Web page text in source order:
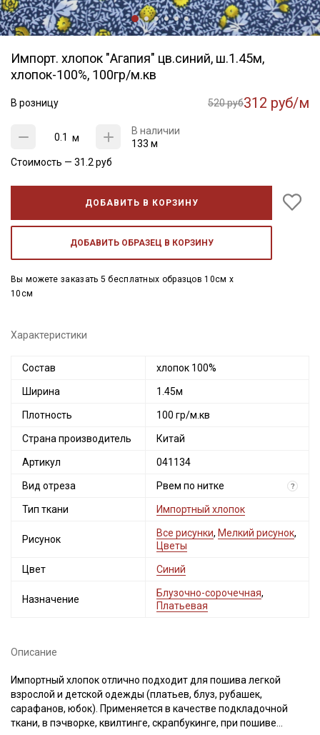
Импорт. хлопок "Агапия" цв.синий, ш.1.45м,
хлопок-100%, 100гр/м.кв
В розницу 520 руб312 руб/м
м
В наличии
133 м
Стоимость — 31.2 руб
ДОБАВИТЬ В КОРЗИНУ
ДОБАВИТЬ ОБРАЗЕЦ В КОРЗИНУ
Вы можете заказать 5 бесплатных образцов 10см x
10см
Характеристики
Состав хлопок 100%
Ширина 1.45м
Плотность 100 гр/м.кв
Страна производитель Китай
Артикул 041134
Вид отреза Рвем по нитке ?
Тип ткани Импортный хлопок
Рисунок
Все рисунки, Мелкий рисунок,
Цветы
Цвет Синий
Назначение
Блузочно-сорочечная,
Платьевая
Описание
Импортный хлопок отлично подходит для пошива легкой
взрослой и детской одежды (платьев, блуз, рубашек,
сарафанов, юбок). Применяется в качестве подкладочной
ткани, в пэчворке, квилтинге, скрапбукинге, при пошиве